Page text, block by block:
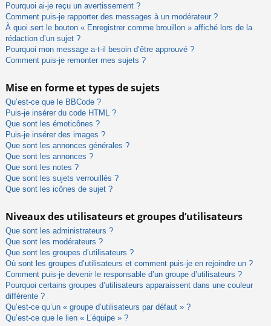
Pourquoi ai-je reçu un avertissement ?
Comment puis-je rapporter des messages à un modérateur ?
À quoi sert le bouton « Enregistrer comme brouillon » affiché lors de la
rédaction d’un sujet ?
Pourquoi mon message a-t-il besoin d’être approuvé ?
Comment puis-je remonter mes sujets ?
Mise en forme et types de sujets
Qu’est-ce que le BBCode ?
Puis-je insérer du code HTML ?
Que sont les émoticônes ?
Puis-je insérer des images ?
Que sont les annonces générales ?
Que sont les annonces ?
Que sont les notes ?
Que sont les sujets verrouillés ?
Que sont les icônes de sujet ?
Niveaux des utilisateurs et groupes d’utilisateurs
Que sont les administrateurs ?
Que sont les modérateurs ?
Que sont les groupes d’utilisateurs ?
Où sont les groupes d’utilisateurs et comment puis-je en rejoindre un ?
Comment puis-je devenir le responsable d’un groupe d’utilisateurs ?
Pourquoi certains groupes d’utilisateurs apparaissent dans une couleur
différente ?
Qu’est-ce qu’un « groupe d’utilisateurs par défaut » ?
Qu’est-ce que le lien « L’équipe » ?